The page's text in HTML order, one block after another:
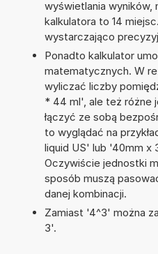
wyświetlania wyników,
kalkulatora to 14
wystarczająco
Ponadto kalkulator
matematycznych. W
wyliczać liczby
* 44 ml', ale też różne
łączyć ze sobą
to wyglądać na
liquid US' lub '40mm x
Oczywiście jednostki
sposób muszą
danej kombinacji.
Zamiast '4^3' można
3'.